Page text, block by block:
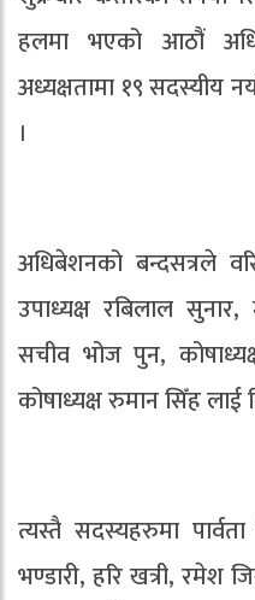
हलमा भएको आठौं
अध्यक्षतामा १९ सदस्यीय
।
अधिबेशनको बन्दसत्रले
उपाध्यक्ष रबिलाल
सचीव भोज पुन,
कोषाध्यक्ष रुमान सिँह लाई
त्यस्तै सदस्यहरुमा
भण्डारी, हरि खत्री, रमेश